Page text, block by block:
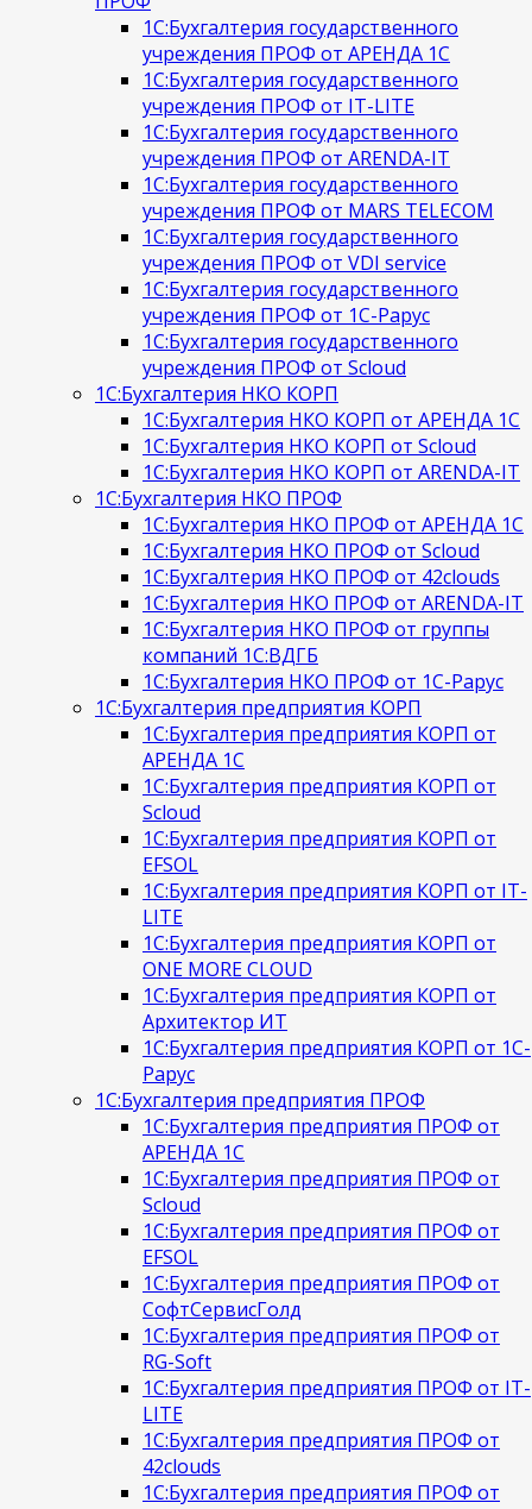
1С:Бухгалтерия государственного
учреждения ПРОФ от АРЕНДА 1С
1С:Бухгалтерия государственного
учреждения ПРОФ от IT-LITE
1С:Бухгалтерия государственного
учреждения ПРОФ от ARENDA-IT
1С:Бухгалтерия государственного
учреждения ПРОФ от MARS TELECOM
1С:Бухгалтерия государственного
учреждения ПРОФ от VDI service
1С:Бухгалтерия государственного
учреждения ПРОФ от 1С-Рарус
1С:Бухгалтерия государственного
учреждения ПРОФ от Scloud
1С:Бухгалтерия НКО КОРП
1С:Бухгалтерия НКО КОРП от АРЕНДА 1С
1С:Бухгалтерия НКО КОРП от Scloud
1С:Бухгалтерия НКО КОРП от ARENDA-IT
1С:Бухгалтерия НКО ПРОФ
1С:Бухгалтерия НКО ПРОФ от АРЕНДА 1С
1С:Бухгалтерия НКО ПРОФ от Scloud
1С:Бухгалтерия НКО ПРОФ от 42clouds
1С:Бухгалтерия НКО ПРОФ от ARENDA-IT
1С:Бухгалтерия НКО ПРОФ от группы
компаний 1С:ВДГБ
1С:Бухгалтерия НКО ПРОФ от 1С-Рарус
1С:Бухгалтерия предприятия КОРП
1С:Бухгалтерия предприятия КОРП от
АРЕНДА 1С
1С:Бухгалтерия предприятия КОРП от
Scloud
1С:Бухгалтерия предприятия КОРП от
EFSOL
1С:Бухгалтерия предприятия КОРП от IT-
LITE
1С:Бухгалтерия предприятия КОРП от
ONE MORE CLOUD
1С:Бухгалтерия предприятия КОРП от
Архитектор ИТ
1С:Бухгалтерия предприятия КОРП от 1С-
Рарус
1С:Бухгалтерия предприятия ПРОФ
1С:Бухгалтерия предприятия ПРОФ от
АРЕНДА 1С
1С:Бухгалтерия предприятия ПРОФ от
Scloud
1С:Бухгалтерия предприятия ПРОФ от
EFSOL
1С:Бухгалтерия предприятия ПРОФ от
СофтСервисГолд
1С:Бухгалтерия предприятия ПРОФ от
RG-Soft
1С:Бухгалтерия предприятия ПРОФ от IT-
LITE
1С:Бухгалтерия предприятия ПРОФ от
42clouds
1С:Бухгалтерия предприятия ПРОФ от